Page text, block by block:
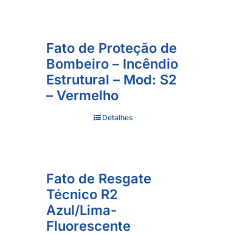
Fato de Proteção de
Bombeiro – Incêndio
Estrutural – Mod: S2
– Vermelho
Detalhes
Fato de Resgate
Técnico R2
Azul/Lima-
Fluorescente